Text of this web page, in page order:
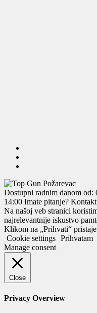
Dostupni radnim danom od:
14:00 Imate pitanje?
Na našoj veb stranici
najrelevantnije iskustvo
Klikom na „Prihvati“
Cookie settings Prihvatam
Manage consent
Close
Privacy Overview